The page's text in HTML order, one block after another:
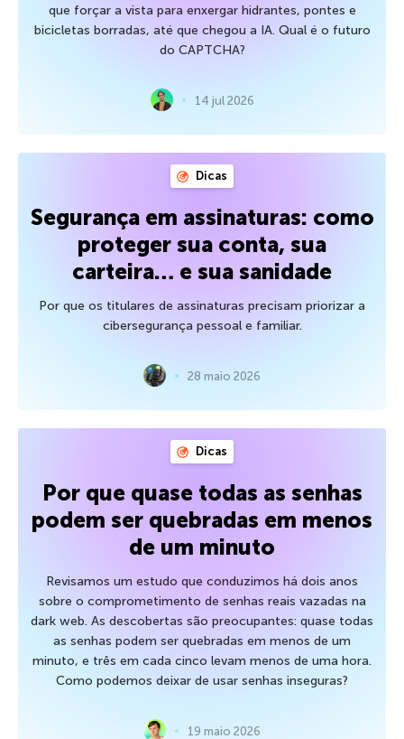
que forçar a vista para enxergar hidrantes, pontes e
bicicletas borradas, até que chegou a IA. Qual é o futuro
do CAPTCHA?
14 jul 2026
Dicas
Segurança em assinaturas: como
proteger sua conta, sua
carteira… e sua sanidade
Por que os titulares de assinaturas precisam priorizar a
cibersegurança pessoal e familiar.
28 maio 2026
Dicas
Por que quase todas as senhas
podem ser quebradas em menos
de um minuto
Revisamos um estudo que conduzimos há dois anos
sobre o comprometimento de senhas reais vazadas na
dark web. As descobertas são preocupantes: quase todas
as senhas podem ser quebradas em menos de um
minuto, e três em cada cinco levam menos de uma hora.
Como podemos deixar de usar senhas inseguras?
19 maio 2026